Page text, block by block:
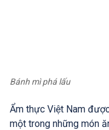
Bánh mì phá lấu
Ẩm thực Việt Nam
một trong những món